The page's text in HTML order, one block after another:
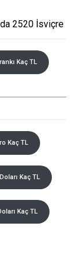
2520 İsviçre
Kaç TL
Kaç TL
Kaç TL
Kaç TL